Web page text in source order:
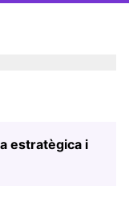
estratègica i